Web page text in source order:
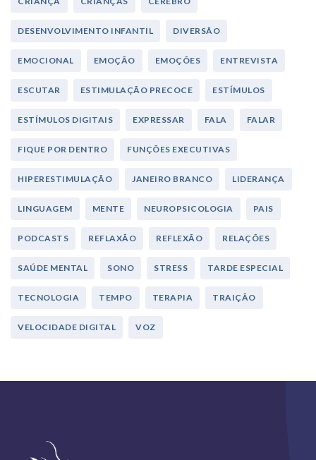
DESENVOLVIMENTO INFANTIL DIVERSÃO
EMOCIONAL EMOÇÃO EMOÇÕES ENTREVISTA
ESCUTAR ESTIMULAÇÃO PRECOCE ESTÍMULOS
ESTÍMULOS DIGITAIS EXPRESSAR FALA FALAR
FIQUE POR DENTRO FUNÇÕES EXECUTIVAS
HIPERESTIMULAÇÃO JANEIRO BRANCO LIDERANÇA
LINGUAGEM MENTE NEUROPSICOLOGIA PAIS
PODCASTS REFLAXÃO REFLEXÃO RELAÇÕES
SAÚDE MENTAL SONO STRESS TARDE ESPECIAL
TECNOLOGIA TEMPO TERAPIA TRAIÇÃO
VELOCIDADE DIGITAL VOZ